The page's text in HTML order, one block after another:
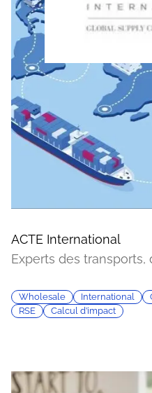
ACTE International
Experts des transports,
Wholesale International
RSE
Calcul d’impact